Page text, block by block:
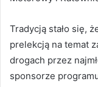
Tradycją stało się,
prelekcją na temat
drogach przez
sponsorze